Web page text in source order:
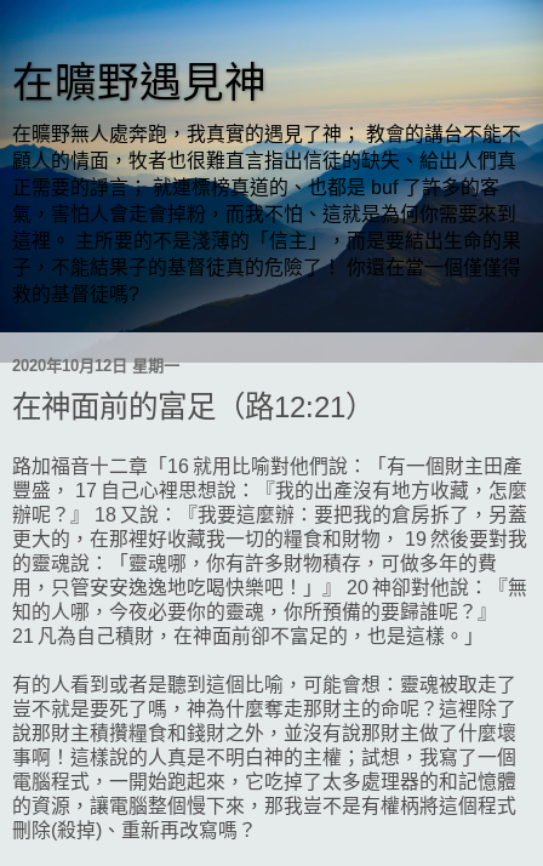
在曠野遇見神
在曠野無人處奔跑，我真實的遇見了神； 教會的講台不能不
顧人的情面，牧者也很難直言指出信徒的缺失、給出人們真
正需要的諍言； 就連標榜真道的、也都是 buf 了許多的客
氣，害怕人會走會掉粉，而我不怕、這就是為何你需要來到
這裡。 主所要的不是淺薄的「信主」，而是要結出生命的果
子，不能結果子的基督徒真的危險了！ 你還在當一個僅僅得
救的基督徒嗎?
2020年10月12日 星期一
在神面前的富足（路12:21）
路加福音十二章「16 就用比喻對他們說：「有一個財主田產
豐盛， 17 自己心裡思想說：『我的出產沒有地方收藏，怎麼
辦呢？』 18 又說：『我要這麼辦：要把我的倉房拆了，另蓋
更大的，在那裡好收藏我一切的糧食和財物， 19 然後要對我
的靈魂說：「靈魂哪，你有許多財物積存，可做多年的費
用，只管安安逸逸地吃喝快樂吧！」』 20 神卻對他說：『無
知的人哪，今夜必要你的靈魂，你所預備的要歸誰呢？』
21 凡為自己積財，在神面前卻不富足的，也是這樣。」
有的人看到或者是聽到這個比喻，可能會想：靈魂被取走了
豈不就是要死了嗎，神為什麼奪走那財主的命呢？這裡除了
說那財主積攢糧食和錢財之外，並沒有說那財主做了什麼壞
事啊！這樣說的人真是不明白神的主權；試想，我寫了一個
電腦程式，一開始跑起來，它吃掉了太多處理器的和記憶體
的資源，讓電腦整個慢下來，那我豈不是有權柄將這個程式
刪除(殺掉)、重新再改寫嗎？